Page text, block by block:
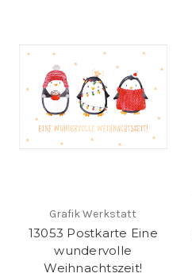
Grafik Werkstatt
13053 Postkarte Eine
wundervolle
Weihnachtszeit!